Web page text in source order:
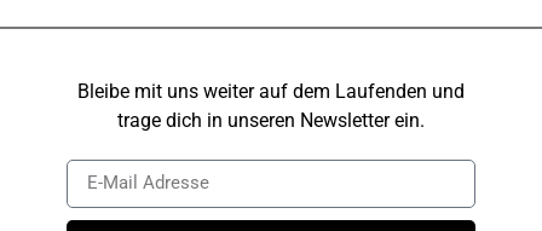
Bleibe mit uns weiter auf dem Laufenden und
trage dich in unseren Newsletter ein.